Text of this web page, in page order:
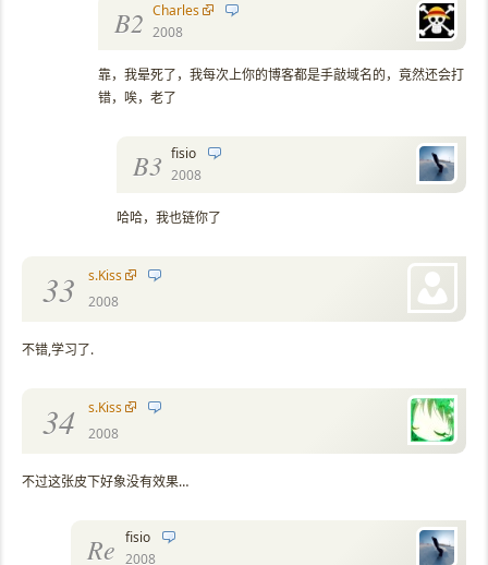
B2 Charles
2008
靠，我晕死了，我每次上你的博客都是手敲域名的，竟然还会打
错，唉，老了
B3 fisio
2008
哈哈，我也链你了
33
s.Kiss
2008
不错,学习了.
34
s.Kiss
2008
不过这张皮下好象没有效果…
Re fisio
2008